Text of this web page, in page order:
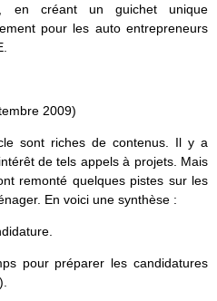
en créant un guichet unique
pour les auto entrepreneurs
2009)
sont riches de contenus. Il y a
de tels appels à projets. Mais
remonté quelques pistes sur les
En voici une synthèse :
pour préparer les candidatures